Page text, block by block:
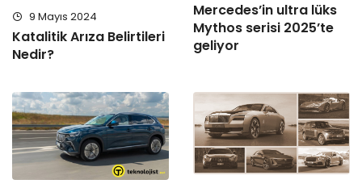
9 Mayıs 2024
Katalitik Arıza Belirtileri
Nedir?
Mercedes’in ultra lüks
Mythos serisi 2025’te
geliyor